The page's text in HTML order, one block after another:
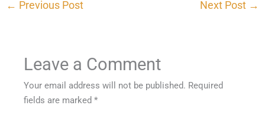
← Previous Post Next Post →
Leave a Comment
Your email address will not be published. Required
fields are marked*